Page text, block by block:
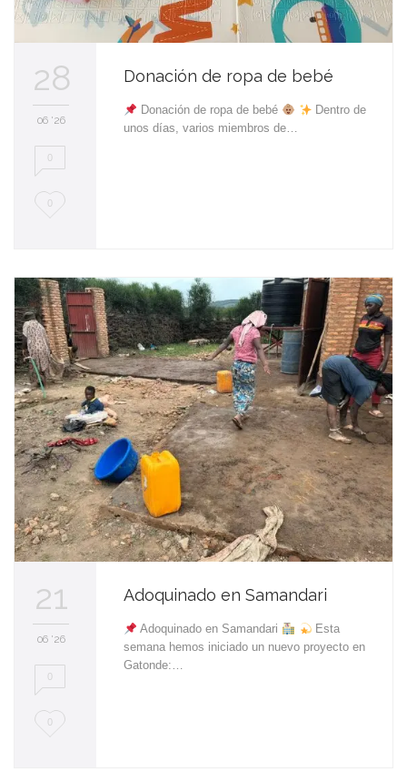
28
06 '26
0
L
e
i
t
0
Donación de ropa de bebé
Donación de ropa de bebé
Dentro de
unos días, varios miembros de…
21
06 '26
0
L
0
Adoquinado en Samandari
Adoquinado en Samandari
Esta
semana hemos iniciado un nuevo proyecto en
Gatonde:…